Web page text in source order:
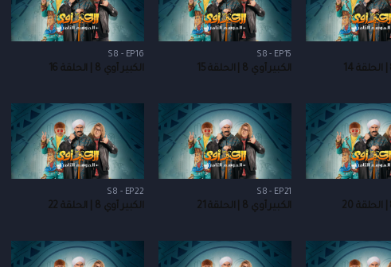
S8 - EP15
الكبير أوي 8 | الحلقة 15
S8 - EP16
الكبير أوي 8 | الحلقة 16
S8 - EP21
الكبير أوي 8 | الحلقة 21
S8 - EP22
الكبير أوي 8 | الحلقة 22